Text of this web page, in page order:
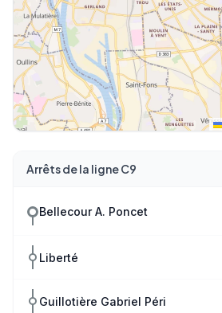
Arrêts de la ligne C9
Bellecour A. Poncet
Liberté
Guillotière Gabriel Péri